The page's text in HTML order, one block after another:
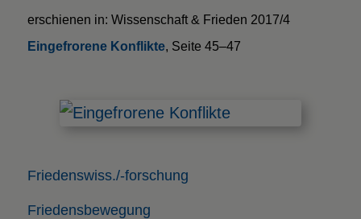
Friedensbewegung
Friedenswiss./-forschung
erschienen in: Wissenschaft & Frieden 2017/4
Eingefrorene Konflikte, Seite 45–47